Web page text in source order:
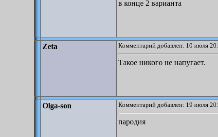
в конце 2 варианта
Zeta Комментарий добавлен: 10 июля
Такое никого не напугает.
Olga-son Комментарий добавлен: 19 июля
пародия